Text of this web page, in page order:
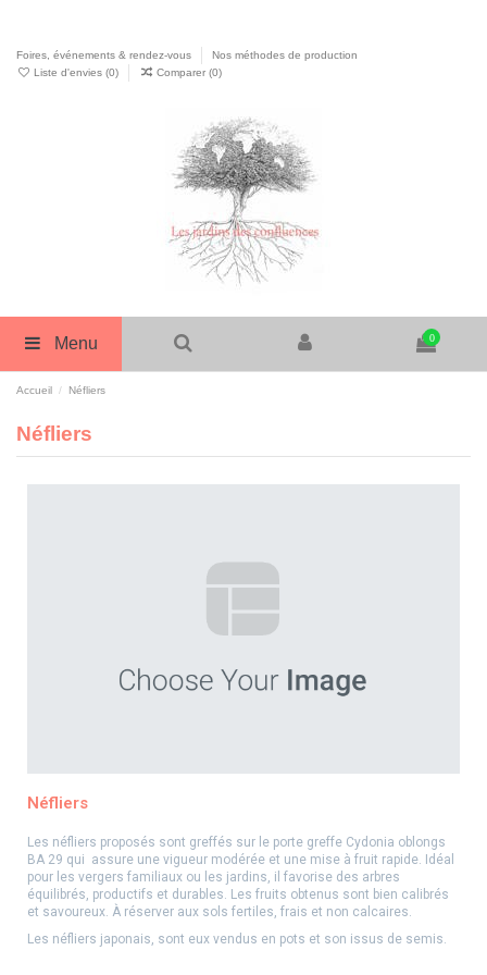
Foires, événements & rendez-vous
Nos méthodes de production
Liste d'envies (0) Comparer (0)
Menu 0
Accueil Néfliers
Néfliers
Néfliers
Les néfliers proposés sont greffés sur le porte greffe Cydonia oblongs
BA 29 qui assure une vigueur modérée et une mise à fruit rapide. Idéal
pour les vergers familiaux ou les jardins, il favorise des arbres
équilibrés, productifs et durables. Les fruits obtenus sont bien calibrés
et savoureux. À réserver aux sols fertiles, frais et non calcaires.
Les néfliers japonais, sont eux vendus en pots et son issus de semis.